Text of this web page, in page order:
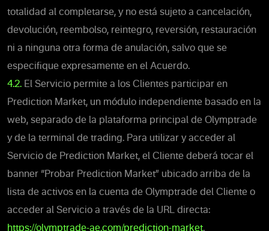
totalidad al completarse, y no está sujeto a cancelación,
devolución, reembolso, reintegro, reversión, restauración
ni a ninguna otra forma de anulación, salvo que se
especifique expresamente en el Acuerdo.
4.2. El Servicio permite a los Clientes participar en
Prediction Market, un módulo independiente basado en la
web, separado de la plataforma principal de Olymptrade
y de la terminal de trading. Para utilizar y acceder al
Servicio de Prediction Market, el Cliente deberá tocar el
banner “Probar Prediction Market” ubicado arriba de la
lista de activos en la cuenta de Olymptrade del Cliente o
acceder al Servicio a través de la URL directa:
https://olymptrade-ae.com/prediction-market.